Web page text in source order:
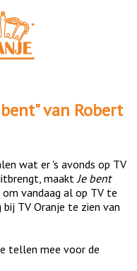
" van Robert
wat er 's avonds op TV
maakt Je bent
om vandaag al op TV te
bij TV Oranje te zien van
tellen mee voor de